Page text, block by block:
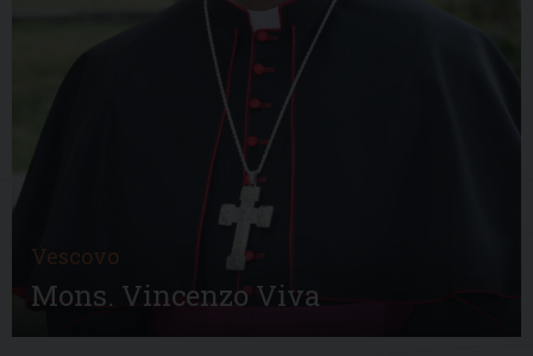
Vescovo
Mons. Vincenzo Viva